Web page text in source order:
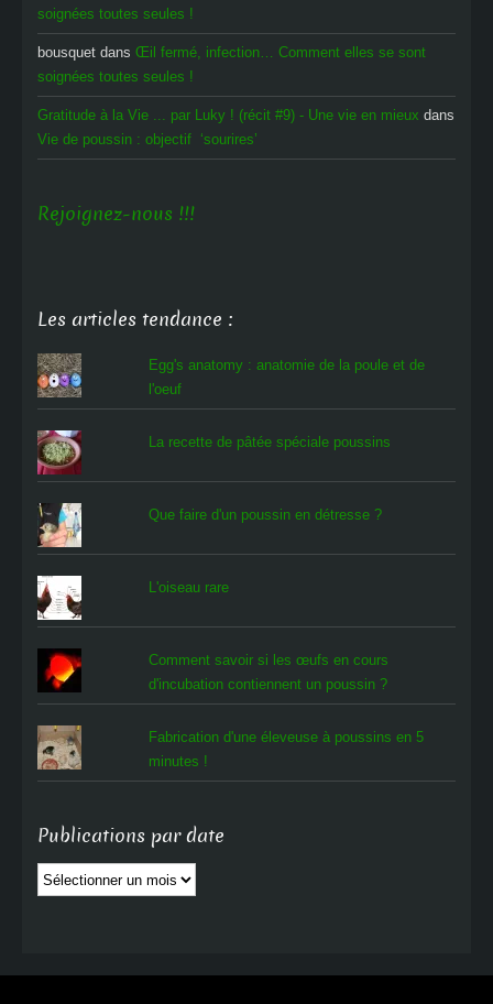
soignées toutes seules !
bousquet dans Œil fermé, infection… Comment elles se sont
soignées toutes seules !
Gratitude à la Vie ... par Luky ! (récit #9) - Une vie en mieux dans
Vie de poussin : objectif ‘sourires’
Rejoignez-nous !!!
Les articles tendance :
Egg's anatomy : anatomie de la poule et de
l'oeuf
La recette de pâtée spéciale poussins
Que faire d'un poussin en détresse ?
L'oiseau rare
Comment savoir si les œufs en cours
d'incubation contiennent un poussin ?
Fabrication d'une éleveuse à poussins en 5
minutes !
Publications par date
Publications
par